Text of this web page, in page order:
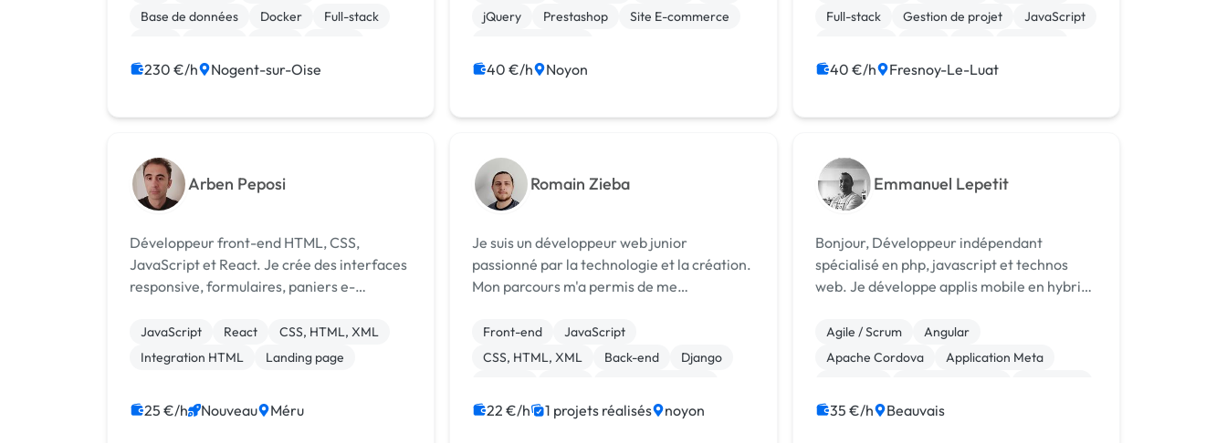
analytics (avec Google Analytics) et
Base de données
Docker
Full-stack
230 €/h Nogent-sur-Oise
compétences couvrent le développement...
jQuery
Prestashop
Site E-commerce
Création de site internet
40 €/h Noyon
métiers et de trouver une solution à chaque
Full-stack
Gestion de projet
JavaScript
40 €/h Fresnoy-Le-Luat
Arben Peposi
Développeur front-end HTML, CSS,
JavaScript et React. Je crée des interfaces
responsive, formulaires, paniers e-
immersive d’apprentissage.
JavaScript React
CSS, HTML, XML
Integration HTML
Landing page
25 €/h Nouveau Méru
Romain Zieba
Je suis un développeur web junior
passionné par la technologie et la création.
Mon parcours m'a permis de me
de programmation et de technologies,
notamment Python, HTML, CSS, PHP,
Front-end
JavaScript
CSS, HTML, XML
Back-end
Django
WordPress
22 €/h 1 projets réalisés noyon
Emmanuel Lepetit
Bonjour, Développeur indépendant
spécialisé en php, javascript et technos
web. Je développe applis mobile en hybride
on parle de vos projets avant tout.
Agile / Scrum
Angular
Apache Cordova
Application Meta
Full-stack
JavaScript
35 €/h Beauvais